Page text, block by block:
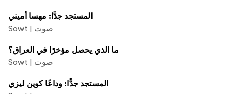
المستجد جدًّا: مهسا أميني
Sowt | صوت
ما الذي يحصل مؤخرًا في العراق؟
Sowt | صوت
المستجد جدًّا: وداعًا كوين ليزي